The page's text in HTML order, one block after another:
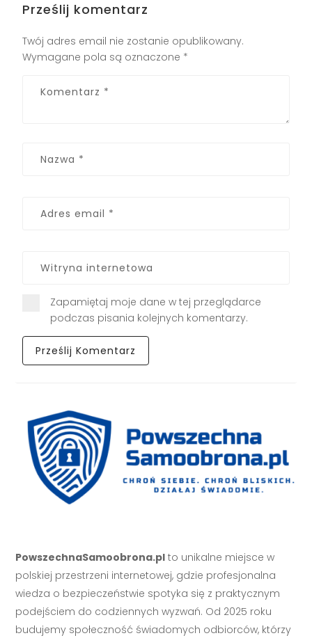
Prześlij komentarz
Twój adres email nie zostanie opublikowany.
Wymagane pola są oznaczone *
Zapamiętaj moje dane w tej przeglądarce
podczas pisania kolejnych komentarzy.
PowszechnaSamoobrona.pl to unikalne miejsce w
polskiej przestrzeni internetowej, gdzie profesjonalna
wiedza o bezpieczeństwie spotyka się z praktycznym
podejściem do codziennych wyzwań. Od 2025 roku
budujemy społeczność świadomych odbiorców, którzy